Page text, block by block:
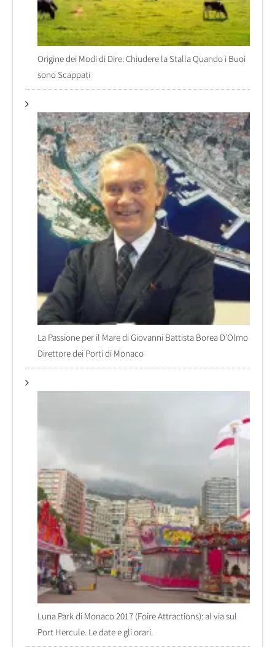
Origine dei Modi di Dire: Chiudere la Stalla Quando i Buoi
sono Scappati
La Passione per il Mare di Giovanni Battista Borea D’Olmo
Direttore dei Porti di Monaco
Luna Park di Monaco 2017 (Foire Attractions): al via sul
Port Hercule. Le date e gli orari.